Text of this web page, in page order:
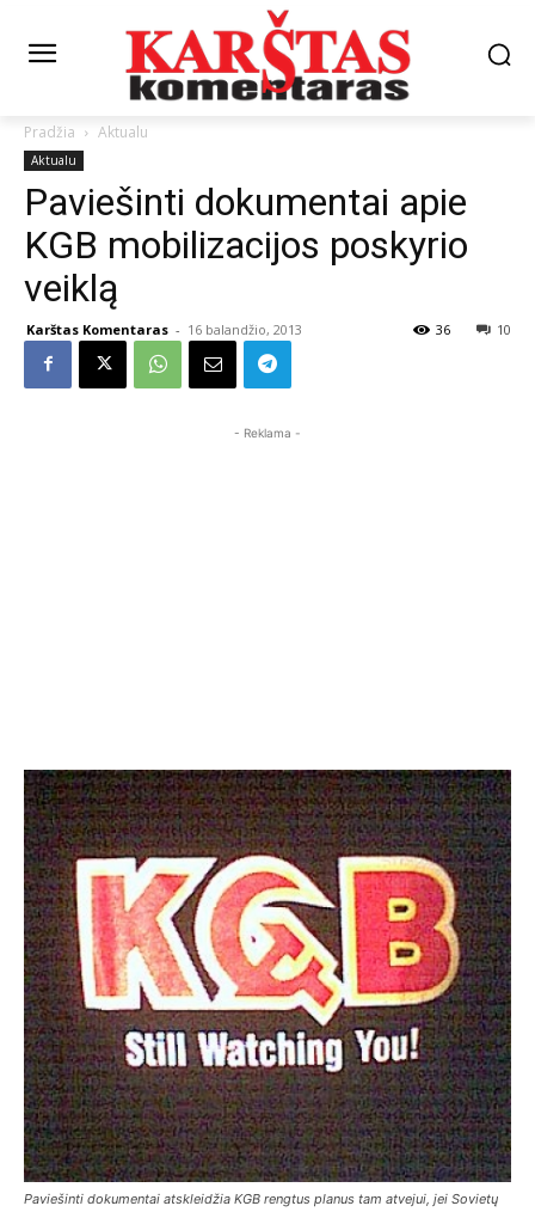
Pradžia Aktualu
Aktualu
Paviešinti dokumentai apie
KGB mobilizacijos poskyrio
veiklą
Karštas Komentaras - 16 balandžio, 2013 10
36
- Reklama -
Paviešinti dokumentai atskleidžia KGB rengtus planus tam atvejui, jei Sovietų